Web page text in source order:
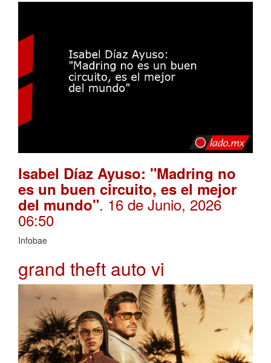
Isabel Díaz Ayuso: "Madring no
es un buen circuito, es el mejor
del mundo". 16 de Junio, 2026
06:50
Infobae
grand theft auto vi